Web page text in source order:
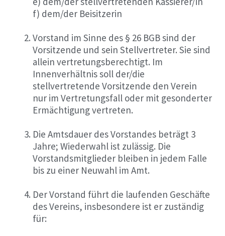
f) dem/der Beisitzerin
Vorstand im Sinne des § 26 BGB sind der
Vorsitzende und sein Stellvertreter. Sie sind
allein vertretungsberechtigt. Im
Innenverhältnis soll der/die
stellvertretende Vorsitzende den Verein
nur im Vertretungsfall oder mit gesonderter
Ermächtigung vertreten.
Die Amtsdauer des Vorstandes beträgt 3
Jahre; Wiederwahl ist zulässig. Die
Vorstandsmitglieder bleiben in jedem Falle
bis zu einer Neuwahl im Amt.
Der Vorstand führt die laufenden Geschäfte
des Vereins, insbesondere ist er zuständig
für: